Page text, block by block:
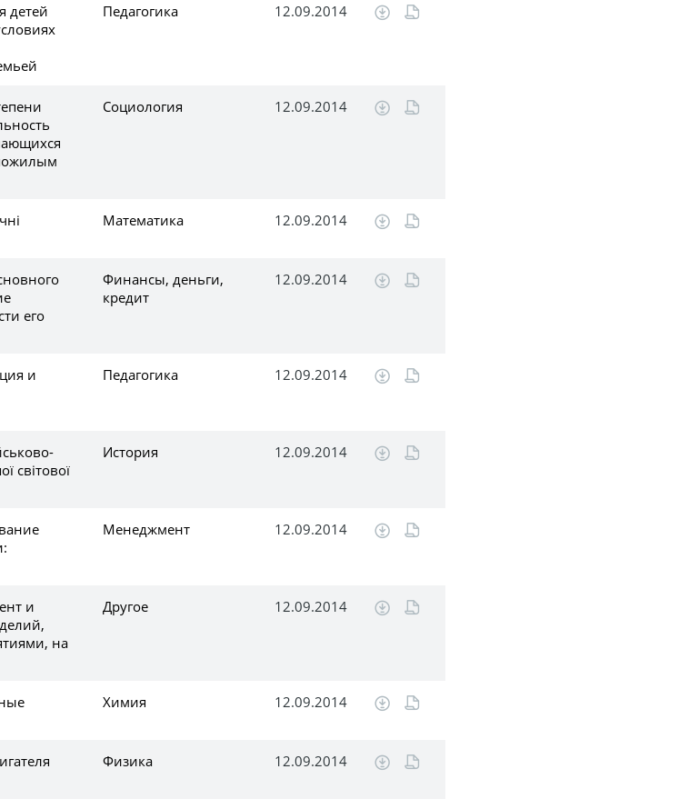
детей
Педагогика 12.09.2014
Социология 12.09.2014
Математика 12.09.2014
его
Финансы, деньги,
кредит
12.09.2014
и
Педагогика 12.09.2014
світової
История 12.09.2014
Менеджмент 12.09.2014
и
на
Другое 12.09.2014
Химия 12.09.2014
Физика 12.09.2014